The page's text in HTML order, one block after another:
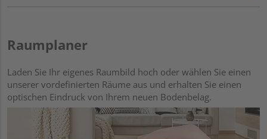
Raumplaner
Laden Sie Ihr eigenes Raumbild hoch oder wählen Sie einen
unserer vordefinierten Räume aus und erhalten Sie einen
optischen Eindruck von Ihrem neuen Bodenbelag.